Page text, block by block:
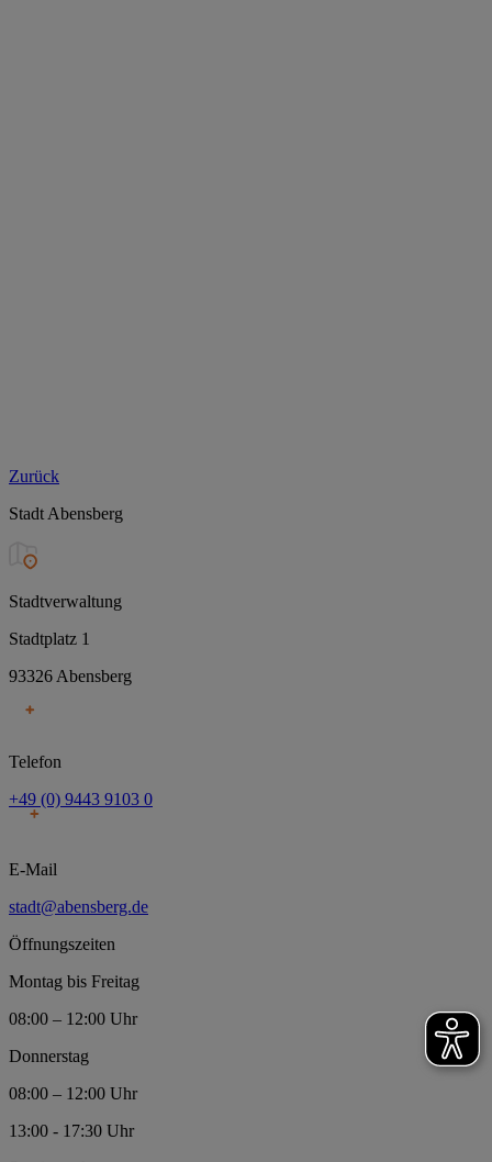
Zurück
Stadt Abensberg
Stadtverwaltung
Stadtplatz 1
93326 Abensberg
Telefon
+49 (0) 9443 9103 0
E-Mail
stadt@abensberg.de
Öffnungszeiten
Montag bis Freitag
08:00 – 12:00 Uhr
Donnerstag
08:00 – 12:00 Uhr
13:00 - 17:30 Uhr